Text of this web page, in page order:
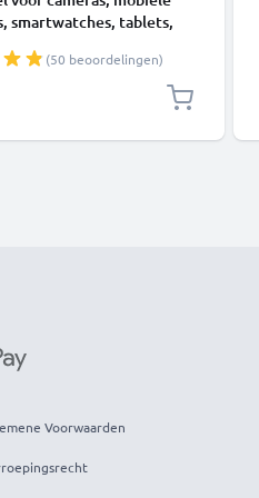
smartwatches, tablets,
1A Laad Snoer PVC
zwart
(50 beoordelingen)
Voorwaarden